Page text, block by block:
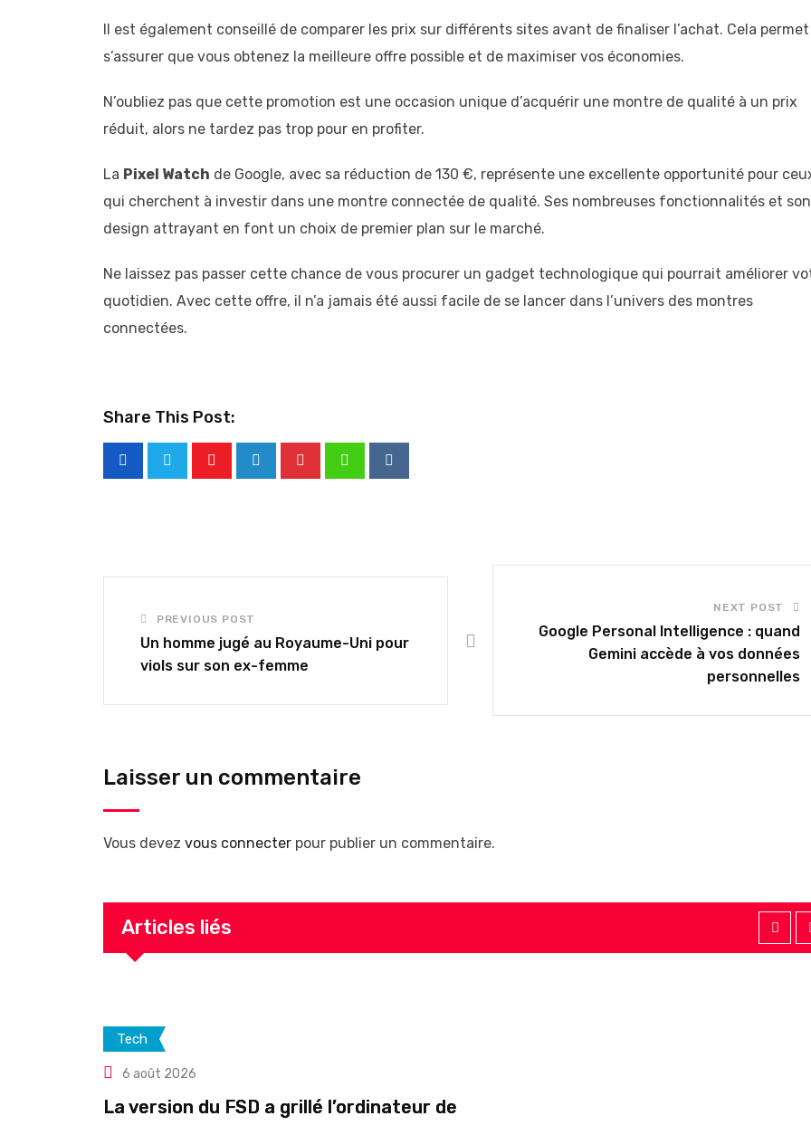
Il est également conseillé de comparer les prix sur différents sites avant de finaliser l’achat. Cela
s’assurer que vous obtenez la meilleure offre possible et de maximiser vos économies.
N’oubliez pas que cette promotion est une occasion unique d’acquérir une montre de qualité à un prix
réduit, alors ne tardez pas trop pour en profiter.
La Pixel Watch de Google, avec sa réduction de 130 €, représente une excellente opportunité pour
qui cherchent à investir dans une montre connectée de qualité. Ses nombreuses fonctionnalités et son
design attrayant en font un choix de premier plan sur le marché.
Ne laissez pas passer cette chance de vous procurer un gadget technologique qui pourrait améliorer
quotidien. Avec cette offre, il n’a jamais été aussi facile de se lancer dans l’univers des montres
connectées.
Share This Post:
PREVIOUS POST
Un homme jugé au Royaume-Uni pour
viols sur son ex-femme
NEXT POST
Google Personal Intelligence : quand
Gemini accède à vos données
personnelles
Laisser un commentaire
Vous devez vous connecter pour publier un commentaire.
Articles liés
Tech
6 août 2026
La version du FSD a grillé l’ordinateur de